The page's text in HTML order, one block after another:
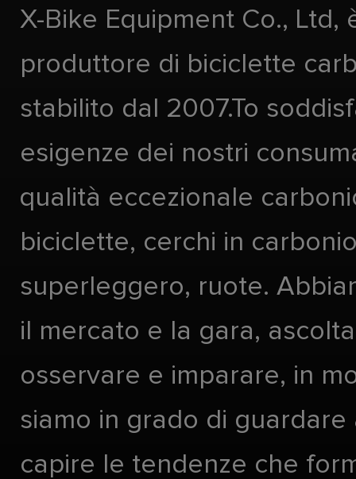
X-Bike Equipment Co., Ltd,
produttore di biciclette
stabilito dal 2007.To
esigenze dei nostri
qualità eccezionale
biciclette, cerchi in
superleggero, ruote.
il mercato e la gara,
osservare e imparare, in
siamo in grado di guardare
capire le tendenze che